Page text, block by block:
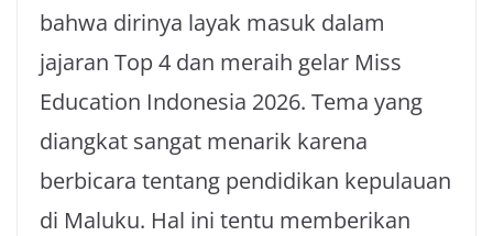
bahwa dirinya layak masuk dalam
jajaran Top 4 dan meraih gelar Miss
Education Indonesia 2026. Tema yang
diangkat sangat menarik karena
berbicara tentang pendidikan kepulauan
di Maluku. Hal ini tentu memberikan